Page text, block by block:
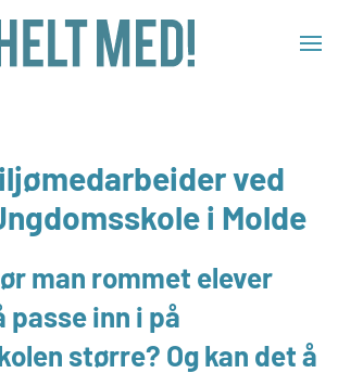
content
ved
i Molde
man rommet elever
passe inn i på
større? Og kan det å